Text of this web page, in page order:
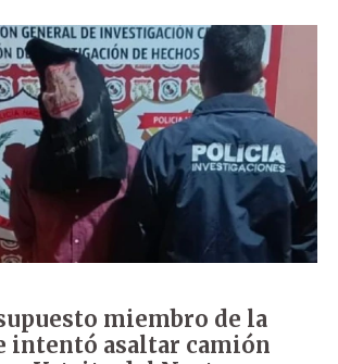
miembro de la
intentó asaltar camión